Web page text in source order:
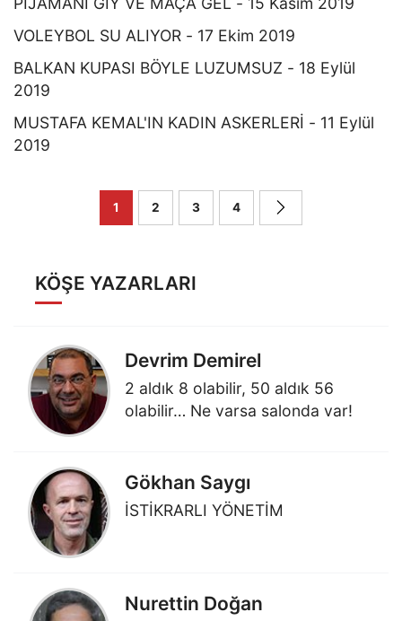
VOLEYBOL SU ALIYOR - 17 Ekim 2019
BALKAN KUPASI BÖYLE LUZUMSUZ - 18 Eylül
2019
MUSTAFA KEMAL'IN KADIN ASKERLERİ - 11 Eylül
2019
1 2 3 4
KÖŞE YAZARLARI
Devrim Demirel
2 aldık 8 olabilir, 50 aldık 56
olabilir… Ne varsa salonda var!
Gökhan Saygı
İSTİKRARLI YÖNETİM
Nurettin Doğan